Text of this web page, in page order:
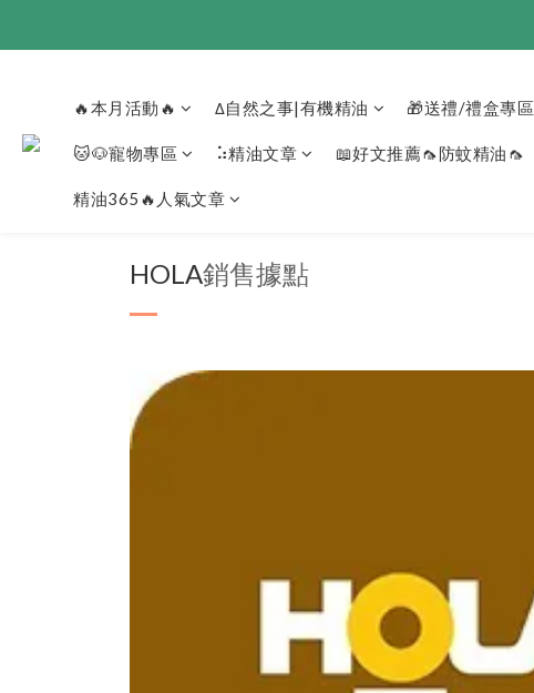
🔥本月活動🔥 Δ自然之事|有機精油 🎁送禮/禮盒專區
🐱🐶寵物專區 ⠵精油文章 📖好文推薦🦟️防蚊精油🦟️
精油365🔥人氣文章
HOLA銷售據點